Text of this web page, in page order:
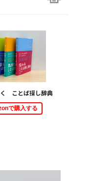
ことば探し辞典
で購入する